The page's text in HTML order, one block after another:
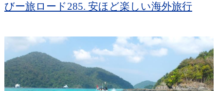
びー旅ロード285. 安ほど楽しい海外旅行